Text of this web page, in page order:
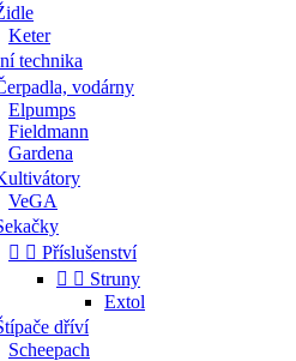
Keter
technika
vodárny
Elpumps
Fieldmann
Gardena
VeGA
  Příslušenství
  Struny
Extol
dříví
Scheepach